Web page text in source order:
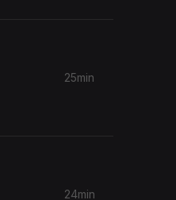
25min
24min